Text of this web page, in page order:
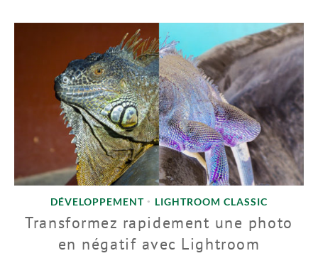
DÉVELOPPEMENT • LIGHTROOM CLASSIC
Transformez rapidement une photo
en négatif avec Lightroom